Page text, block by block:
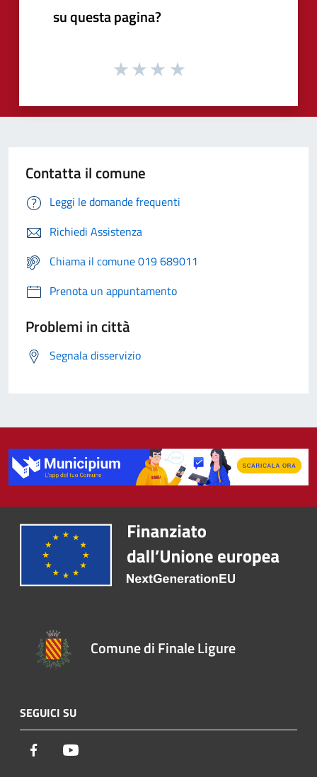
su questa pagina?
Contatta il comune
Leggi le domande frequenti
Richiedi Assistenza
Chiama il comune 019 689011
Prenota un appuntamento
Problemi in città
Segnala disservizio
Comune di Finale Ligure
SEGUICI SU
Facebook